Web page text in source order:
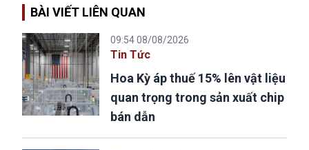
BÀI VIẾT LIÊN QUAN
09:54 08/08/2026
Tin Tức
Hoa Kỳ áp thuế 15% lên vật liệu
quan trọng trong sản xuất chip
bán dẫn